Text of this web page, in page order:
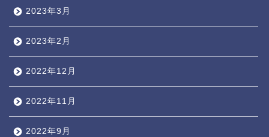
2023年3月
2023年2月
2022年12月
2022年11月
2022年9月